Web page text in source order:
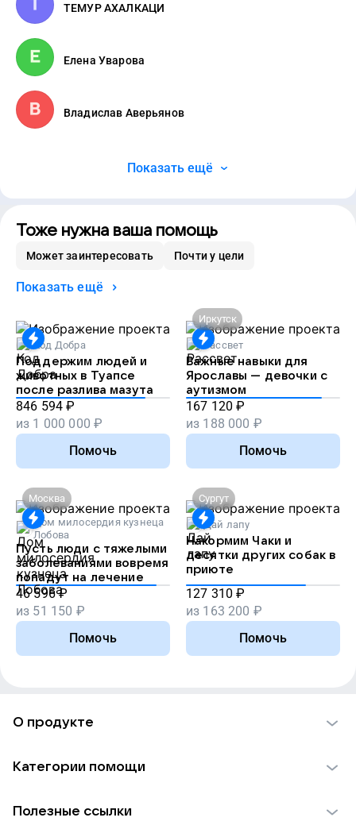
ТЕМУР АХАЛКАЦИ
Елена Уварова
Владислав Аверьянов
Показать ещё
Тоже нужна ваша помощь
Может заинтересовать Почти у цели
Показать ещё
Код Добра
Поддержим людей и
животных в Туапсе
после разлива мазута
846 594 ₽
из 1 000 000 ₽
Помочь
Иркутск
Рассвет
Важные навыки для
Ярославы — девочки с
аутизмом
167 120 ₽
из 188 000 ₽
Помочь
Москва
Дом милосердия кузнеца
Лобова
Пусть люди с тяжелыми
заболеваниями вовремя
попадут на лечение
46 596 ₽
из 51 150 ₽
Помочь
Сургут
Дай лапу
Накормим Чаки и
десятки других собак в
приюте
127 310 ₽
из 163 200 ₽
Помочь
О продукте
Использование материалов
Категории помощи
Полезные ссылки